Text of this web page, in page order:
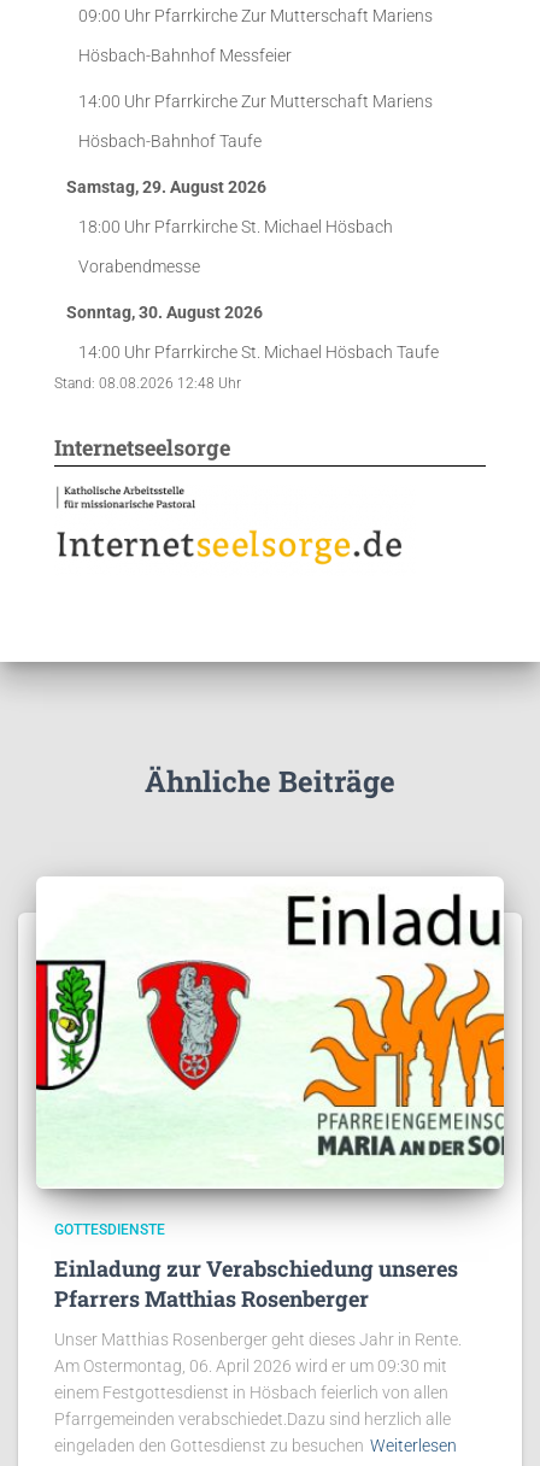
09:00 Uhr Pfarrkirche Zur Mutterschaft Mariens
Hösbach-Bahnhof Messfeier
14:00 Uhr Pfarrkirche Zur Mutterschaft Mariens
Hösbach-BahnhofTaufe
Samstag, 29. August 2026
18:00 Uhr Pfarrkirche St. Michael Hösbach
Vorabendmesse
Sonntag, 30. August 2026
14:00 Uhr Pfarrkirche St. Michael Hösbach Taufe
Stand: 08.08.2026 12:48 Uhr
Internetseelsorge
Ähnliche Beiträge
GOTTESDIENSTE
Einladung zur Verabschiedung unseres
Pfarrers Matthias Rosenberger
Unser Matthias Rosenberger geht dieses Jahr in Rente.
Am Ostermontag, 06. April 2026 wird er um 09:30 mit
einem Festgottesdienst in Hösbach feierlich von allen
Pfarrgemeinden verabschiedet.Dazu sind herzlich alle
eingeladen den Gottesdienst zu besuchen Weiterlesen